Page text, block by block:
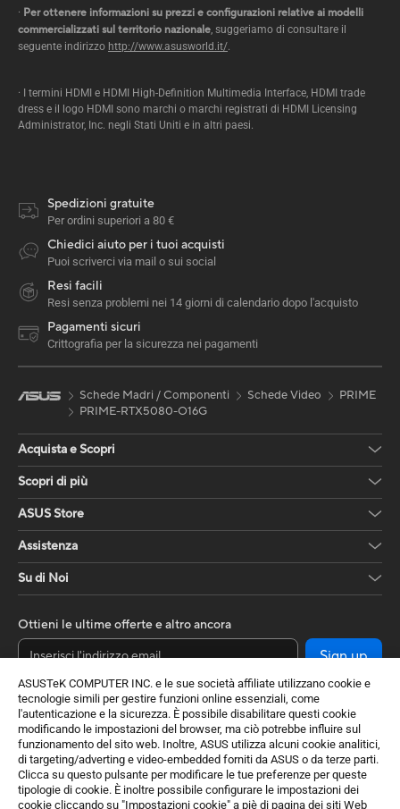
ASUSTeK COMPUTER INC. e le sue società affiliate utilizzano cookie e
tecnologie simili per gestire funzioni online essenziali, come
l'autenticazione e la sicurezza. È possibile disabilitare questi cookie
modificando le impostazioni del browser, ma ciò potrebbe influire sul
funzionamento del sito web. Inoltre, ASUS utilizza alcuni cookie analitici,
di targeting/adverting e video-embedded forniti da ASUS o da terze parti.
Clicca su questo pulsante per modificare le tue preferenze per queste
tipologie di cookie. È inoltre possibile configurare le impostazioni dei
cookie cliccando su "Impostazioni cookie" a piè di pagina dei siti Web
· Per ottenere informazioni su prezzi e configurazioni relative ai modelli
commercializzati sul territorio nazionale, suggeriamo di consultare il
seguente indirizzo http://www.asusworld.it/.
· I termini HDMI e HDMI High-Definition Multimedia Interface, HDMI trade
dress e il logo HDMI sono marchi o marchi registrati di HDMI Licensing
Administrator, Inc. negli Stati Uniti e in altri paesi.
Spedizioni gratuite
Per ordini superiori a 80 €
Chiedici aiuto per i tuoi acquisti
Puoi scriverci via mail o sui social
Resi facili
Resi senza problemi nei 14 giorni di calendario dopo l'acquisto
Pagamenti sicuri
Crittografia per la sicurezza nei pagamenti
Schede Madri / Componenti Schede Video
PRIME
PRIME-RTX5080-O16G
Acquista e Scopri
Scopri di più
ASUS Store
Assistenza
Su di Noi
Ottieni le ultime offerte e altro ancora
Sign up